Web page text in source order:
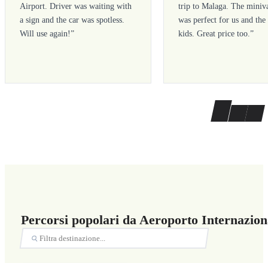
Airport. Driver was waiting with
a sign and the car was spotless.
Will use again!”
trip to Malaga. The
was perfect for us and the
kids. Great price too.”
Percorsi popolari da Aeroporto